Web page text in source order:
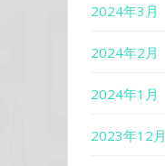
2024年3月
2024年2月
2024年1月
2023年12月